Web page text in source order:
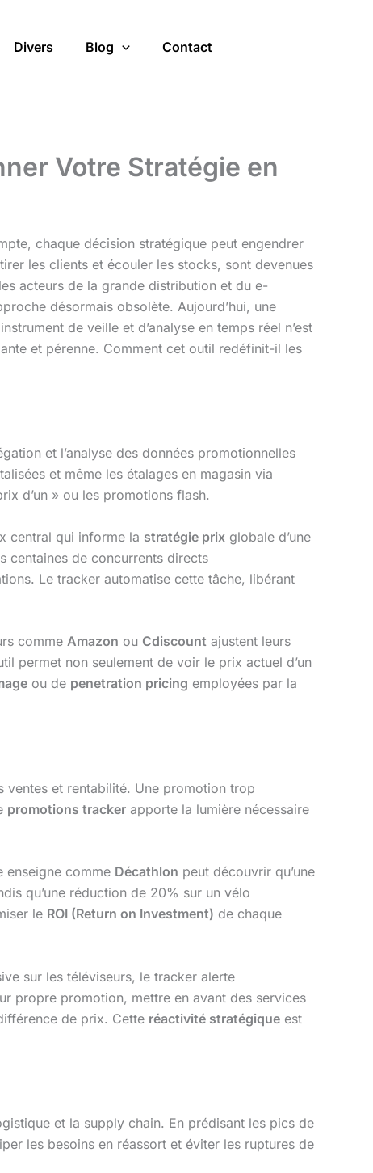
Divers Blog Contact
Votre Stratégie en
chaque décision stratégique peut engendrer
les clients et écouler les stocks, sont devenues
acteurs de la grande distribution et du e-
désormais obsolète. Aujourd’hui, une
de veille et d’analyse en temps réel n’est
et pérenne. Comment cet outil redéfinit-il les
et l’analyse des données promotionnelles
et même les étalages en magasin via
d’un » ou les promotions flash.
central qui informe la stratégie prix globale d’une
centaines de concurrents directs
Le tracker automatise cette tâche, libérant
comme Amazon ou Cdiscount ajustent leurs
permet non seulement de voir le prix actuel d’un
ou de penetration pricing employées par la
ventes et rentabilité. Une promotion trop
promotions tracker apporte la lumière nécessaire
enseigne comme Décathlon peut découvrir qu’une
qu’une réduction de 20% sur un vélo
le ROI (Return on Investment) de chaque
sur les téléviseurs, le tracker alerte
propre promotion, mettre en avant des services
de prix. Cette réactivité stratégique est
et la supply chain. En prédisant les pics de
les besoins en réassort et éviter les ruptures de